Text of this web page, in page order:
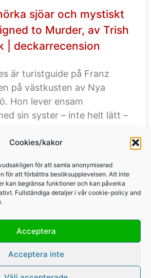
Cookies/kakor
för att samla anonymiserad
för att förbättra besöksupplevelsen. Att inte
kan begränsa funktioner och kan påverka
Fullständiga detaljer i vår cookie-policy and
Acceptera
Acceptera inte
sjöar och mystiskt
to Murder, av Trish
| deckarrecension
är turistguide på Franz
på västkusten av Nya
Hon lever ensam
sin syster – inte helt lätt –
& Britt Karlsson, BKWine AB, 2010-2026